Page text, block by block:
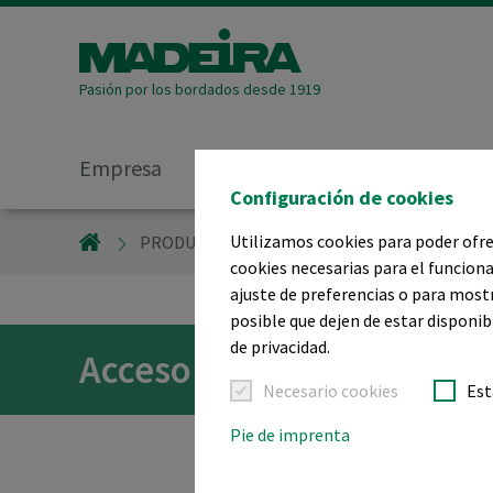
Configuración de cookies
Utilizamos cookies para poder
cookies necesarias para el
ajuste de preferencias o para
posible que dejen de estar
de privacidad.
Necesario cookies
Pie de imprenta
Pasión por los bordados desde 1919
Empresa
MADEIRA GARNFABRIK
PRODUCTOS ACCESORIOS PARA
Accesorios para